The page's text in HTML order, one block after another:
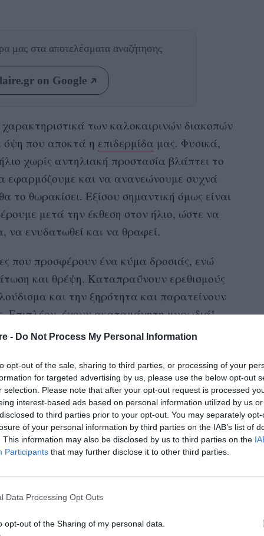
- Do Not Process My Personal Information
opt-out of the sale, sharing to third parties, or processing of your
for targeted advertising by us, please use the below opt-out
selection. Please note that after your opt-out request is processed
interest-based ads based on personal information utilized by us
to third parties prior to your opt-out. You may separately
of your personal information by third parties on the IAB’s list of
This information may also be disclosed by us to third parties on the
Participants that may further disclose it to other third parties.
Data Processing Opt Outs
opt-out of the Sharing of my personal data.
μας στα αποτελέσματα αναζήτησης
on Google
των καλοκαιρινών διακοπών
όψη που αποκτά η επιδερμίδα μας. Φυσικά,
χωρίς αντηλιακή προστασία βλάπτει το
εφαρμόζουμε και να ανανεώνουμε συχνά
το θωρακίσει. Εξίσου σημαντική όμως είναι
μετά την έκθεση στον ήλιο, ώστε να
να ενυδατωθεί και να θραφεί.
που προσφέρουν ένα κύμα δροσιάς, ενώ
και θρέψη. Καταπραΰνουν ερεθισμούς
και την ξηρότητα και παρατείνουν
Επιπλέον, έχουν ακαταμάχητη μυρωδιά!
μας προτάσεις για το φετινό